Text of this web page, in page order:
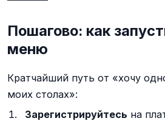
Пошагово: как
меню
Кратчайший путь от «хочу
моих столах»:
Зарегистрируйтесь на